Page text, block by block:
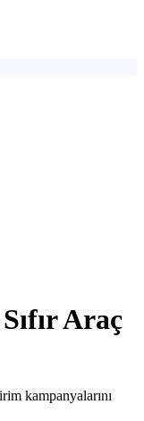
Araç
kampanyalarını